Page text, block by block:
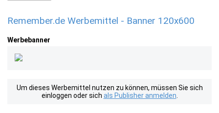
Remember.de Werbemittel - Banner 120x600
Werbebanner
Um dieses Werbemittel nutzen zu können, müssen Sie sich
einloggen oder sich als Publisher anmelden